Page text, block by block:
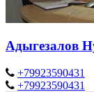
Адыгезалов
+79923590431
+79923590431